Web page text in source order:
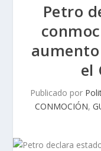
Petro
el
Publicado por
CONMOCIÓN,